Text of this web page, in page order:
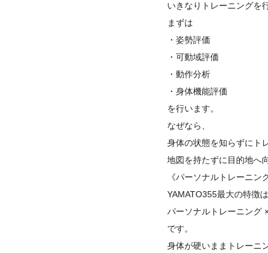
いきなりトレーニングを
まずは
・姿勢評価
・可動域評価
・動作分析
・身体機能評価
を行います。
なぜなら、
身体の状態を知らずにト
地図を持たずに目的地へ
《パーソナルトレーニン
YAMATO355最大の特徴は
パーソナルトレーニング
です。
身体が硬いままトレーニ